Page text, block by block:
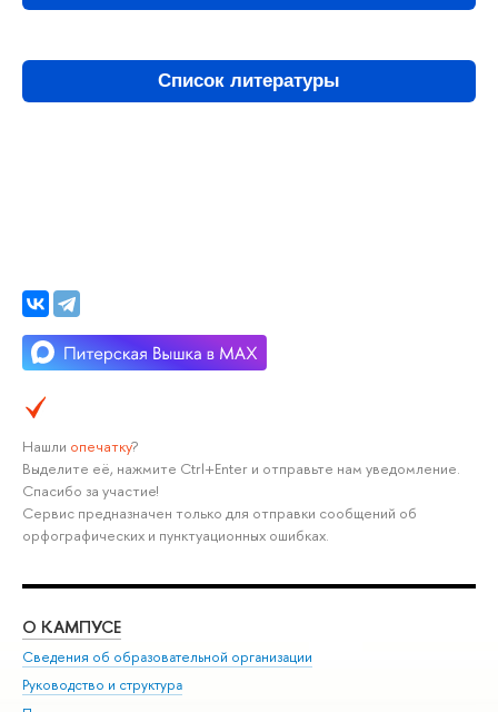
Список литературы
Нашли опечатку?
Выделите её, нажмите Ctrl+Enter и отправьте нам уведомление.
Спасибо за участие!
Сервис предназначен только для отправки сообщений об
орфографических и пунктуационных ошибках.
О КАМПУСЕ
Сведения об образовательной организации
Руководство и структура